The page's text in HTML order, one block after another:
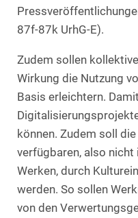
87f-87k UrhG-E).
Zudem sollen
Wirkung die Nutzung
Basis erleichtern.
können. Zudem soll
verfügbaren, also
Werken, durch
werden. So sollen
von den